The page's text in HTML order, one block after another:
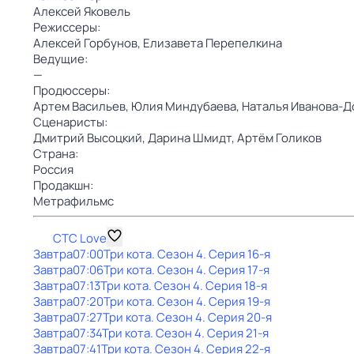
Алексей Яковель
Режиссеры:
Алексей Горбунов, Елизавета Перепелкина
Ведущие:
—
Продюссеры:
Артем Васильев, Юлия Миндубаева, Наталья Иванова-
Сценаристы:
Дмитрий Высоцкий,Дарина Шмидт,Артём Голиков
Страна:
Россия
Продакшн:
Метрафильмс
СТС Love
Завтра07:00Три кота. Сезон 4. Серия 16-я
Завтра07:06Три кота. Сезон 4. Серия 17-я
Завтра07:13Три кота. Сезон 4. Серия 18-я
Завтра07:20Три кота. Сезон 4. Серия 19-я
Завтра07:27Три кота. Сезон 4. Серия 20-я
Завтра07:34Три кота. Сезон 4. Серия 21-я
Завтра07:41Три кота. Сезон 4. Серия 22-я